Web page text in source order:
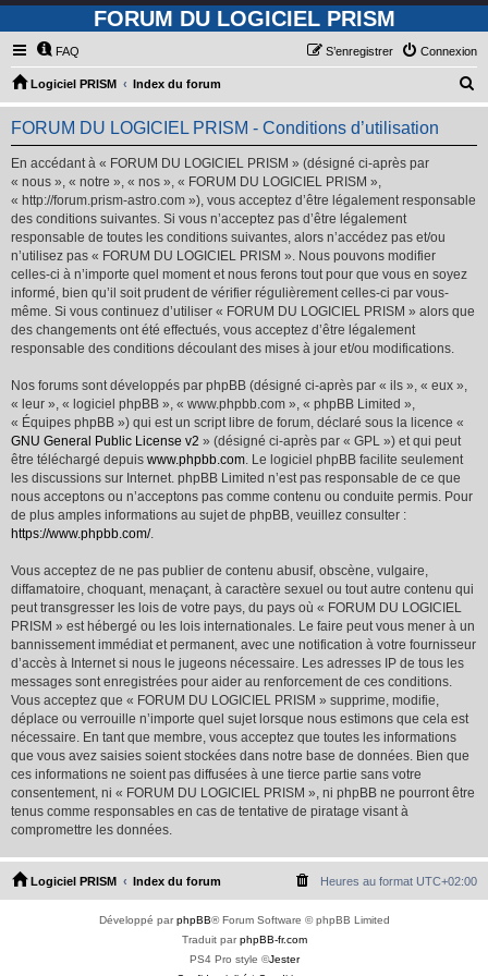
FORUM DU LOGICIEL PRISM
FAQ Connexion
S’enregistrer
Logiciel PRISM Index du forum
e
FORUM DU LOGICIEL PRISM - Conditions d’utilisation
En accédant à « FORUM DU LOGICIEL PRISM » (désigné ci-après par
« nous », « notre », « nos », « FORUM DU LOGICIEL PRISM »,
« http://forum.prism-astro.com »), vous acceptez d’être légalement responsable
des conditions suivantes. Si vous n’acceptez pas d’être légalement
responsable de toutes les conditions suivantes, alors n’accédez pas et/ou
n’utilisez pas « FORUM DU LOGICIEL PRISM ». Nous pouvons modifier
celles-ci à n’importe quel moment et nous ferons tout pour que vous en soyez
informé, bien qu’il soit prudent de vérifier régulièrement celles-ci par vous-
même. Si vous continuez d’utiliser « FORUM DU LOGICIEL PRISM » alors que
des changements ont été effectués, vous acceptez d’être légalement
responsable des conditions découlant des mises à jour et/ou modifications.
Nos forums sont développés par phpBB (désigné ci-après par « ils », « eux »,
« leur », « logiciel phpBB », « www.phpbb.com », « phpBB Limited »,
« Équipes phpBB ») qui est un script libre de forum, déclaré sous la licence «
GNU General Public License v2 » (désigné ci-après par « GPL ») et qui peut
être téléchargé depuis www.phpbb.com. Le logiciel phpBB facilite seulement
les discussions sur Internet. phpBB Limited n’est pas responsable de ce que
nous acceptons ou n’acceptons pas comme contenu ou conduite permis. Pour
de plus amples informations au sujet de phpBB, veuillez consulter :
https://www.phpbb.com/.
Vous acceptez de ne pas publier de contenu abusif, obscène, vulgaire,
diffamatoire, choquant, menaçant, à caractère sexuel ou tout autre contenu qui
peut transgresser les lois de votre pays, du pays où « FORUM DU LOGICIEL
PRISM » est hébergé ou les lois internationales. Le faire peut vous mener à un
bannissement immédiat et permanent, avec une notification à votre fournisseur
d’accès à Internet si nous le jugeons nécessaire. Les adresses IP de tous les
messages sont enregistrées pour aider au renforcement de ces conditions.
Vous acceptez que « FORUM DU LOGICIEL PRISM » supprime, modifie,
déplace ou verrouille n’importe quel sujet lorsque nous estimons que cela est
nécessaire. En tant que membre, vous acceptez que toutes les informations
que vous avez saisies soient stockées dans notre base de données. Bien que
ces informations ne soient pas diffusées à une tierce partie sans votre
consentement, ni « FORUM DU LOGICIEL PRISM », ni phpBB ne pourront être
tenus comme responsables en cas de tentative de piratage visant à
compromettre les données.
Logiciel PRISM Index du forum Heures au format UTC+02:00
Développé parphpBB® Forum Software © phpBB Limited
Traduit parphpBB-fr.com
PS4 Pro style ©Jester